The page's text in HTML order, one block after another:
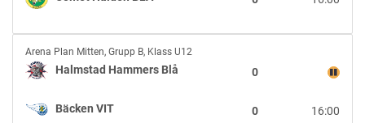
Comet
BLÅ
Halmstad
Hammers
Blå
Bäcken
Arena Plan Mitten, Grupp B, Klass U12
Halmstad Hammers Blå 0
Bäcken VIT 16:00
0